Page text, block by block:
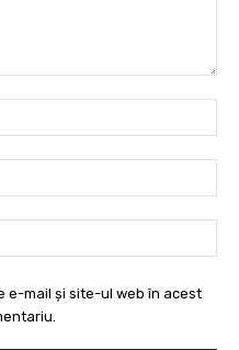
e-mail și site-ul web în acest